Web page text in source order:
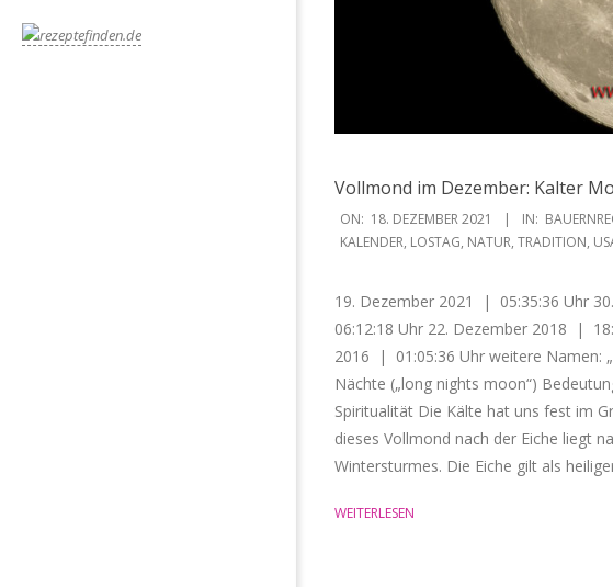
Vollmond im Dezember: Kalter
2021-
12-
ON: 18. DEZEMBER 2021 IN:
KALENDER, LOSTAG, NATUR, TRADITION,
19. Dezember 2021 | 05:35:36 Uhr
06:12:18 Uhr 22. Dezember 2018 |
2016 | 01:05:36 Uhr weitere Namen:
Nächte („long nights moon“)
Spiritualität Die Kälte hat uns fest im
dieses Vollmond nach der Eiche liegt
Wintersturmes. Die Eiche gilt als
WEITERLESEN